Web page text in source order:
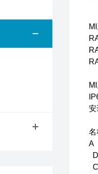
安
名
A